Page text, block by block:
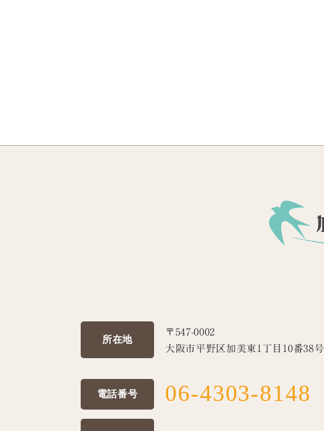
所在地
〒547-0002
大阪市平野区加美東1丁目10番38号
電話番号 06-4303-8148